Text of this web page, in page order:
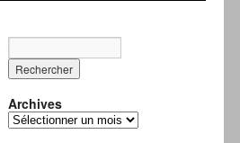
Archives
A